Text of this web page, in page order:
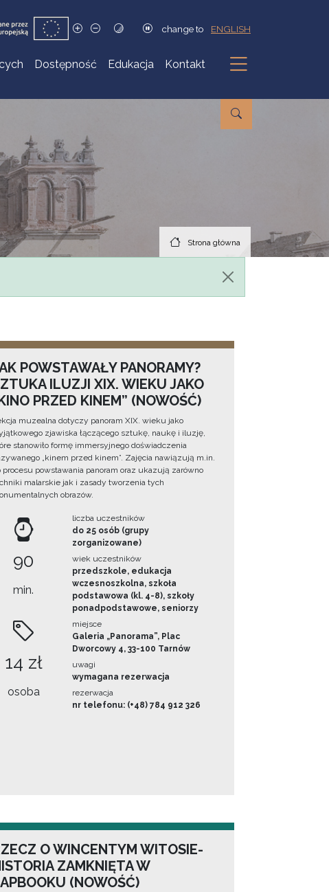
change to ENGLISH
Dostępność Edukacja Kontakt
Podmenu
Strona główna
POWSTAWAŁY PANORAMY?
ILUZJI XIX. WIEKU JAKO
PRZED KINEM” (NOWOŚĆ)
muzealna dotyczy panoram XIX. wieku jako
zjawiska łączącego sztukę, naukę i iluzję,
stanowiło formę immersyjnego doświadczenia
„kinem przed kinem”. Zajęcia nawiązują m.in.
procesu powstawania panoram oraz ukazują zarówno
malarskie jak i zasady tworzenia tych
obrazów.
90
min.
14 zł
osoba
liczba uczestników
do 25 osób (grupy
zorganizowane)
wiek uczestników
przedszkole, edukacja
wczesnoszkolna, szkoła
podstawowa (kl. 4-8), szkoły
ponadpodstawowe, seniorzy
miejsce
Galeria „Panorama”, Plac
Dworcowy 4, 33-100 Tarnów
uwagi
wymagana rezerwacja
rezerwacja
nr telefonu: (+48) 784 912 326
O WINCENTYM WITOSIE-
ZAMKNIĘTA W
(NOWOŚĆ)